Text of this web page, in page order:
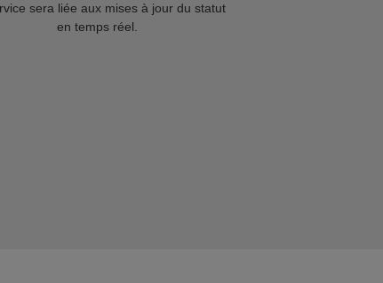
sera liée aux mises à jour du statut
en temps réel.